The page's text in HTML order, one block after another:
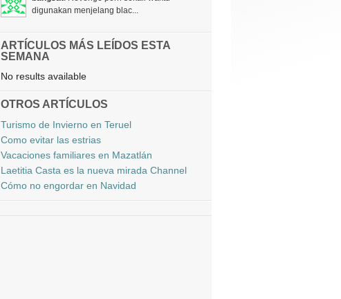
digunakan menjelang blac...
ARTÍCULOS MÁS LEÍDOS ESTA
SEMANA
No results available
OTROS ARTÍCULOS
Turismo de Invierno en Teruel
Como evitar las estrias
Vacaciones familiares en Mazatlán
Laetitia Casta es la nueva mirada Channel
Cómo no engordar en Navidad